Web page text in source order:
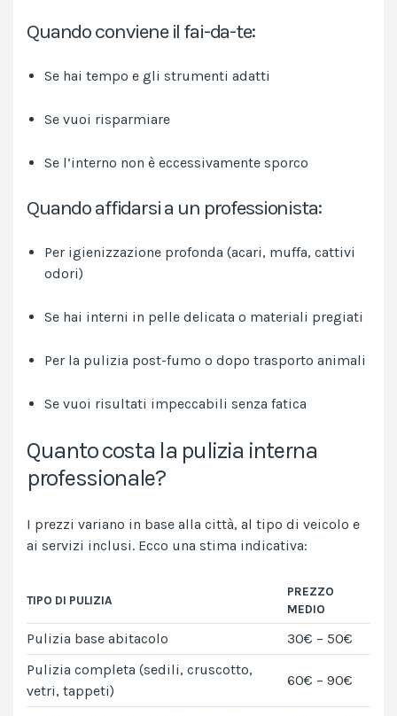
Quando conviene il fai-da-te:
Se hai tempo e gli strumenti adatti
Se vuoi risparmiare
Se l’interno non è eccessivamente sporco
Quando affidarsi a un professionista:
Per igienizzazione profonda (acari, muffa, cattivi
odori)
Se hai interni in pelle delicata o materiali pregiati
Per la pulizia post-fumo o dopo trasporto animali
Se vuoi risultati impeccabili senza fatica
Quanto costa la pulizia interna
professionale?
I prezzi variano in base alla città, al tipo di veicolo e
ai servizi inclusi. Ecco una stima indicativa:
TIPO DI PULIZIA
PREZZO
MEDIO
Pulizia base abitacolo
30€ – 50€
Pulizia completa (sedili, cruscotto,
vetri, tappeti)
60€ – 90€